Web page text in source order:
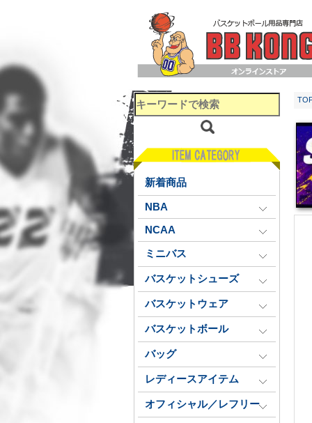
新着商品
NBA
NCAA
ミニバス
バスケットシューズ
バスケットウェア
バスケットボール
バッグ
レディースアイテム
オフィシャル／レフリー